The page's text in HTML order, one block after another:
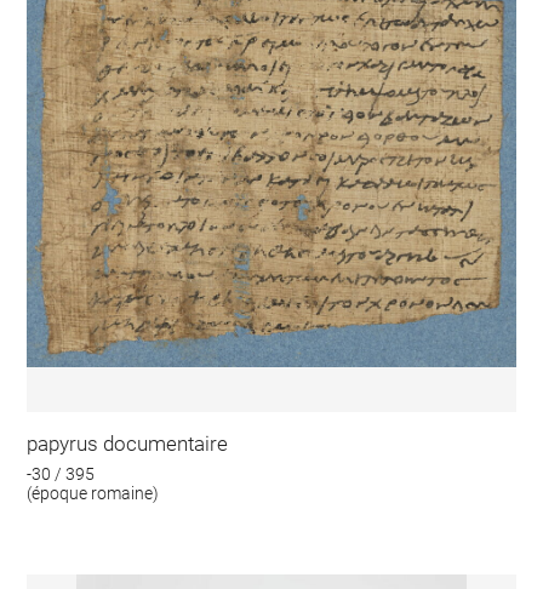
papyrus documentaire
-30 / 395
(époque romaine)